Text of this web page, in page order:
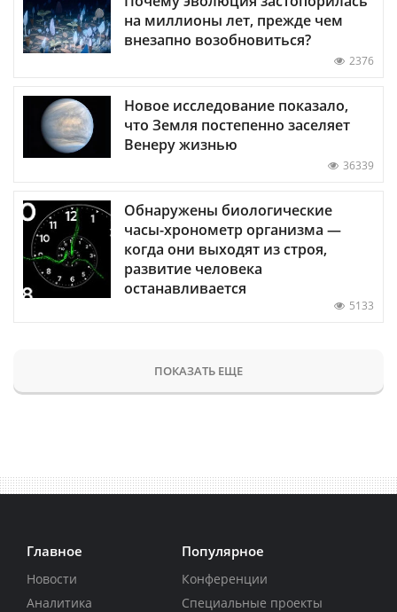
на миллионы лет, прежде чем
внезапно возобновиться?
2376
Новое исследование показало,
что Земля постепенно заселяет
Венеру жизнью
36339
Обнаружены биологические
часы-хронометр организма —
когда они выходят из строя,
развитие человека
останавливается
5133
ПОКАЗАТЬ ЕЩЕ
Главное
Новости
Аналитика
Популярное
Конференции
Специальные проекты